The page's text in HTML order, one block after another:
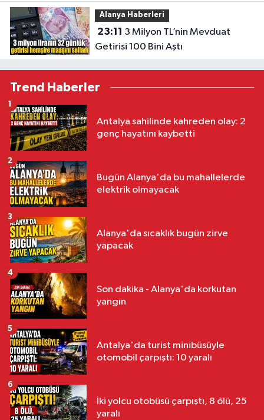
Alanya Haberleri
23:11
Getirisi 100 Bini Aştı
Trend Haberler
Antalya sahilinde kahreden olay: 2
genç hayatını kaybetti
1
Bugün Alanya'da bu mahallelerde
elektrik olmayacak
2
Alanya'da sıcaklık bugün zirve
yapacak
3
Son dakika - Alanya'da korkutan
yangın
4
Antalya'da turist minibüsüyle
otomobil çarpıştı: 10 yaralı
5
İki yolcu otobüsü çarpıştı, 8 ölü, 25
yaralı
6